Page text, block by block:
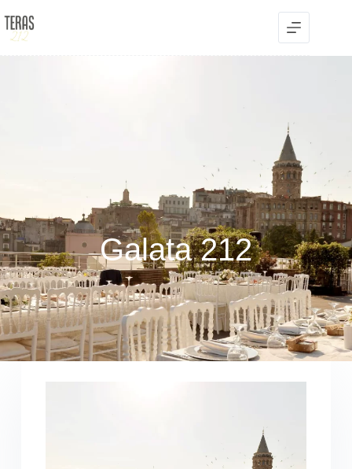
Galata 212